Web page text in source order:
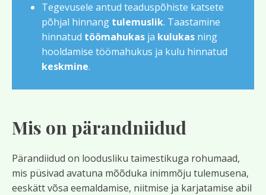
Tegevusele antud teaduspõhiste katsete
põhjal hinnang tulemuslik. Taastamine
hinnatud töömahukas ja kulukas ning
hooldamise töömahukus ja kulu hinnatud
keskmine.
Mis on pärandniidud
Pärandiidud on loodusliku taimestikuga rohumaad,
mis püsivad avatuna mõõduka inimmõju tulemusena,
eeskätt võsa eemaldamise, niitmise ja karjatamise abil